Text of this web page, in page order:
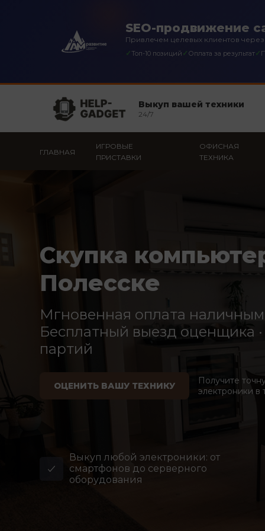
SEO-продвижение
Привлечем целевых клиентов
✓Топ-10 позиций ✓ Оплата за результат✓
Выкуп вашей техники
24/7
ГЛАВНАЯ
ИГРОВЫЕ
ПРИСТАВКИ
ОФИСНАЯ
ТЕХНИКА
Скупка
Полесске
Мгновенная оплата
Бесплатный выезд оценщика
партий
ОЦЕНИТЬ ВАШУ ТЕХНИКУ
Получите
электроники в
Выкуп любой электроники: от
смартфонов до серверного
оборудования